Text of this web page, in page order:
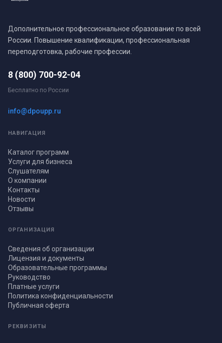
Дополнительное профессиональное образование по всей
России. Повышение квалификации, профессиональная
переподготовка, рабочие профессии.
8 (800) 700-92-04
Бесплатно по России
info@dpoupp.ru
НАВИГАЦИЯ
Каталог программ
Услуги для бизнеса
Слушателям
О компании
Контакты
Новости
Отзывы
ОРГАНИЗАЦИЯ
Сведения об организации
Лицензия и документы
Образовательные программы
Руководство
Платные услуги
Политика конфиденциальности
Публичная оферта
РЕКВИЗИТЫ